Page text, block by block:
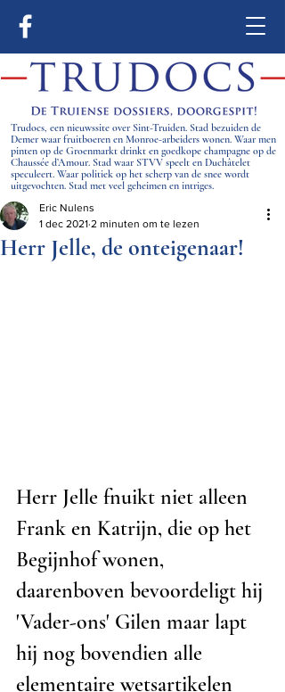
Trudocs, een nieuwssite over Sint-Truiden. Stad bezuiden de
Demer waar fruitboeren en Monroe-arbeiders wonen. Waar men
pinten op de Groenmarkt drinkt en goedkope champagne op de
Chaussée d’Amour. Stad waar STVV speelt en Duchâtelet
speculeert. Waar politiek op het scherp van de snee wordt
uitgevochten. Stad met veel geheimen en intriges.
Herr Jelle, de onteigenaar!
Eric Nulens
1 dec 2021 2 minuten om te lezen
Herr Jelle fnuikt niet alleen
Frank en Katrijn, die op het
Begijnhof wonen,
daarenboven bevoordeligt hij
'Vader-ons' Gilen maar lapt
hij nog bovendien alle
elementaire wetsartikelen